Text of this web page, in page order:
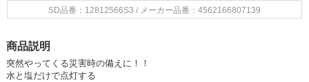
SD品番：12812566S3 / メーカー品番：4562166807139
商品説明
突然やってくる災害時の備えに！！
水と塩だけで点灯する